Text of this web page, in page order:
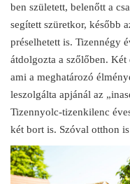
ben született, belenőtt a
segített szüretkor, később
préselhetett is. Tizennégy
átdolgozta a szőlőben. Két
ami a meghatározó
leszolgálta apjánál az
Tizennyolc-tizenkilenc
két bort is. Szóval otthon